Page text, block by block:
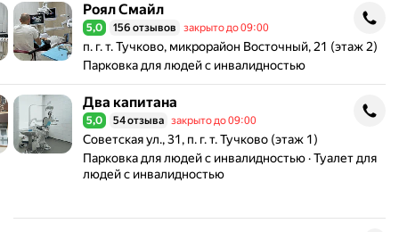
Роял Смайл Роял Смайл
Рейтинг 5,0 из 5
5,0 156 отзывов закрыто до 09:00
Адрес: п. г. т. Тучково, микрорайон Восточный, 21
п. г. т. Тучково, микрорайон Восточный, 21 (этаж 2)
Парковка для людей с инвалидностью
Два капитанаДва капитана
Рейтинг 5,0 из 5
5,0 54 отзыва закрыто до 09:00
Адрес: Советская ул., 31, п. г. т. Тучково (этаж 1) .
Советская ул., 31, п. г. т. Тучково (этаж 1)
Парковка для людей с инвалидностью Туалет для
людей с инвалидностью